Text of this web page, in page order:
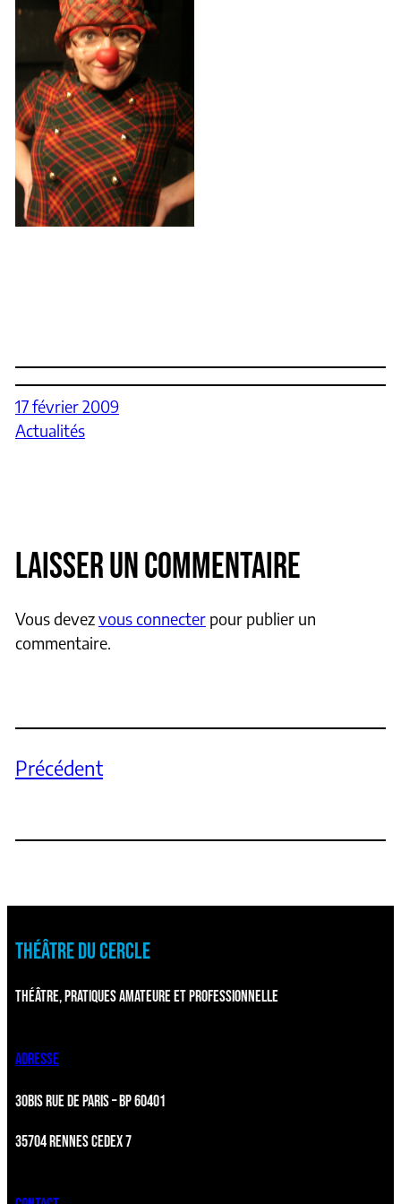
17 février 2009
Actualités
LAISSER UN COMMENTAIRE
Vous devezvous connecterpour publier un
commentaire.
Précédent
THÉÂTRE DU CERCLE
THÉÂTRE, PRATIQUES AMATEURE ET PROFESSIONNELLE
ADRESSE
30BIS RUE DE PARIS – BP 60401
35704 RENNES CEDEX 7